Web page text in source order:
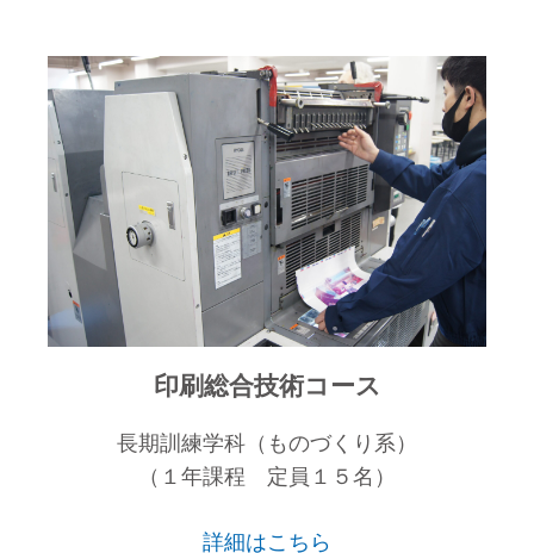
印刷総合技術コース
長期訓練学科（ものづくり系）
（１年課程 定員１５名）
詳細はこちら